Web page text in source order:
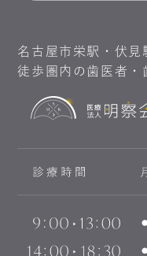
名古屋市栄駅・伏見
徒歩圏内の歯医者・